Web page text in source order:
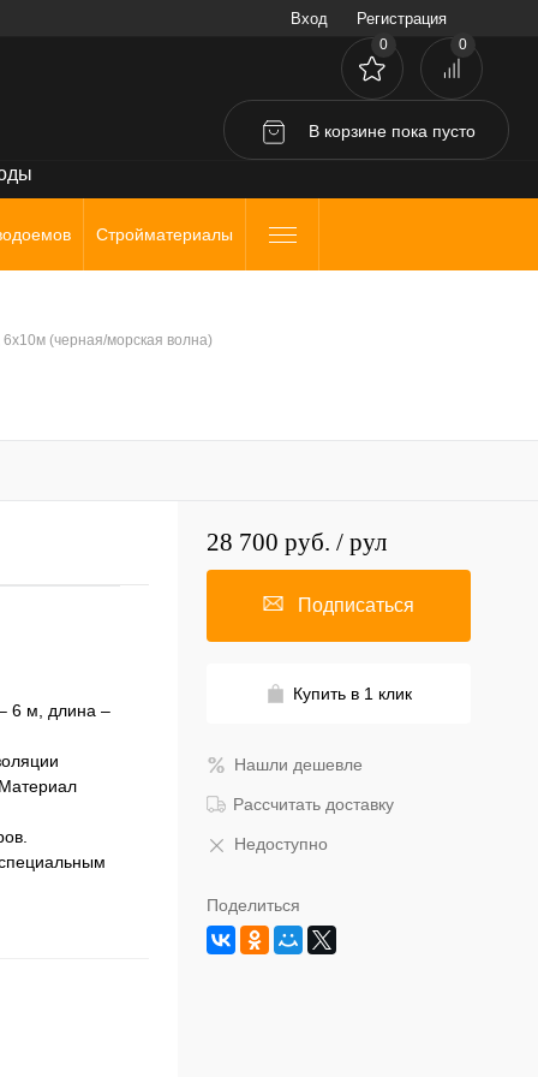
Вход Регистрация
0 0
В корзине пока пусто
Стройматериалы
(черная/морская волна)
6 м, длина –
28 700 руб. / рул
Подписаться
Купить в 1 клик
Нашли дешевле
Рассчитать доставку
Недоступно
Поделиться